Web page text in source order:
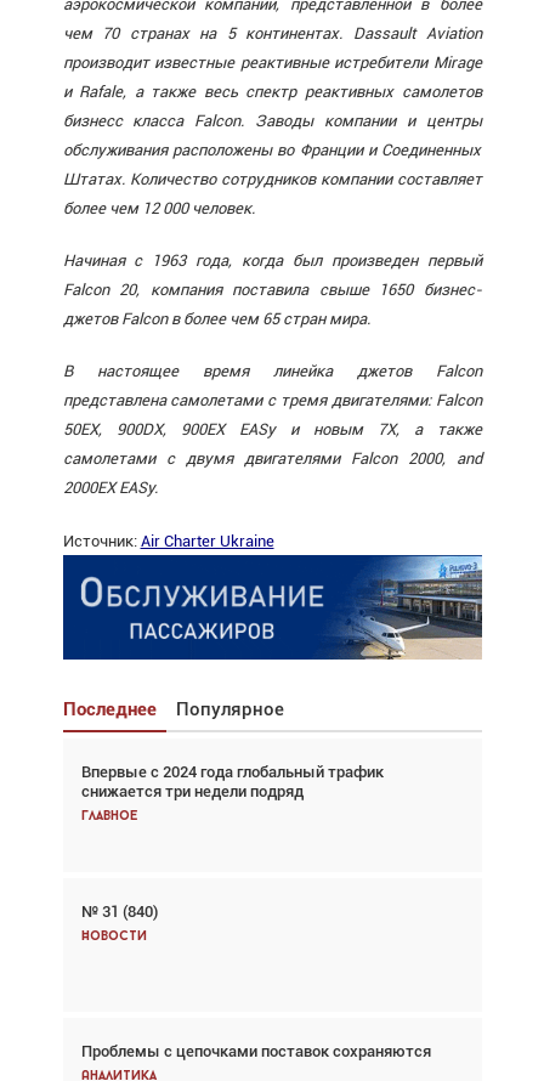
аэрокосмической компании, представленной в более
чем 70 странах на 5 континентах. Dassault Aviation
производит известные реактивные истребители Mirage
и Rafale, а также весь спектр реактивных самолетов
бизнесс класса Falcon. Заводы компании и центры
обслуживания расположены во Франции и Соединенных
Штатах. Количество сотрудников компании составляет
более чем 12 000 человек.
Начиная с 1963 года, когда был произведен первый
Falcon 20, компания поставила свыше 1650 бизнес-
джетов Falcon в более чем 65 стран мира.
В настоящее время линейка джетов Falcon
представлена самолетами с тремя двигателями: Falcon
50EX, 900DX, 900EX EASy и новым 7X, а также
самолетами с двумя двигателями Falcon 2000, and
2000EX EASy.
Источник: Air Charter Ukraine
Последнее Популярное
Впервые с 2024 года глобальный трафик
снижается три недели подряд
Главное
№ 31 (840)
Новости
Проблемы с цепочками поставок сохраняются
Аналитика
Взгляд с высоты: тандем вертолётов и БПЛА в
спасательных операциях
Главное
Авиационный фотограф Дэйв Кох: «Фотография
говорит сама за себя... а ИИ всё портит»
Впервые с 2024 года глобальный трафик
снижается три недели подряд